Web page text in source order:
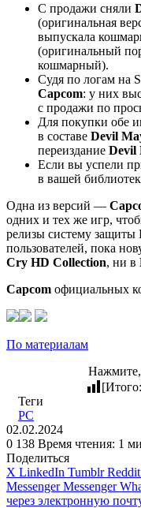
С продажи сняли
(оригинальная
выпускала
(оригинальный
кошмарный).
Судя по логам на
Capcom: у них
с продажи по
Для покупки обе
в составе Devil
переиздание Devil
Если вы успели
в вашей
Одна из версий —
одних и тех же игр,
релизы систему защиты
пользователей, пока
Cry HD Collection, ни в
Capcom официальных
По материалам
Нажмите,
[Итого:
Теги
PC
02.02.2024
0 138 Время чтения: 1
Поделиться
X LinkedIn Tumblr Reddit
Messenger Messenger
через электронную